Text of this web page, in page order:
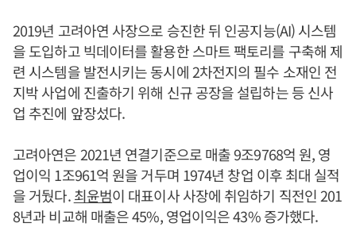
2019년 고려아연 사장으로 승진한 뒤 인공지능(AI) 시스템
을 도입하고 빅데이터를 활용한 스마트 팩토리를 구축해 제
련 시스템을 발전시키는 동시에 2차전지의 필수 소재인 전
지박 사업에 진출하기 위해 신규 공장을 설립하는 등 신사
업 추진에 앞장섰다.
고려아연은 2021년 연결기준으로 매출 9조9768억 원, 영
업이익 1조961억 원을 거두며 1974년 창업 이후 최대 실적
을 거뒀다.최윤범이 대표이사 사장에 취임하기 직전인 201
8년과 비교해 매출은 45%, 영업이익은 43% 증가했다.